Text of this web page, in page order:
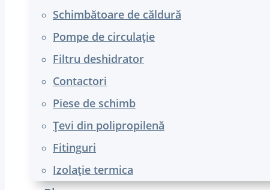
Schimbătoare de căldură
Pompe de circulație
Filtru deshidrator
Contactori
Piese de schimb
Țevi din polipropilenă
Fitinguri
Izolație termica